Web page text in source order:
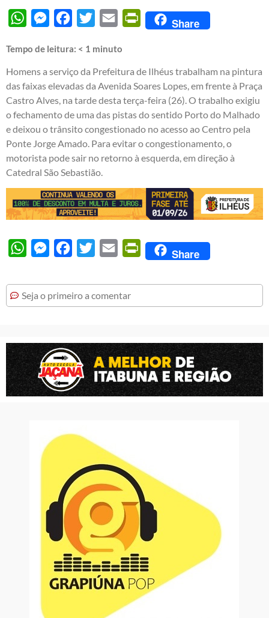
WhatsAppMessengerFacebook
Twitter Email PrintFriendly
Share
Tempo de leitura: < 1 minuto
Homens a serviço da Prefeitura de Ilhéus trabalham na pintura
das faixas elevadas da Avenida Soares Lopes, em frente à Praça
Castro Alves, na tarde desta terça-feira (26). O trabalho exigiu
o fechamento de uma das pistas do sentido Porto do Malhado
e deixou o trânsito congestionado no acesso ao Centro pela
Ponte Jorge Amado. Para evitar o congestionamento, o
motorista pode sair no retorno à esquerda, em direção à
Catedral São Sebastião.
WhatsAppMessengerFacebook
Twitter Email PrintFriendly
Share
Seja o primeiro a comentar